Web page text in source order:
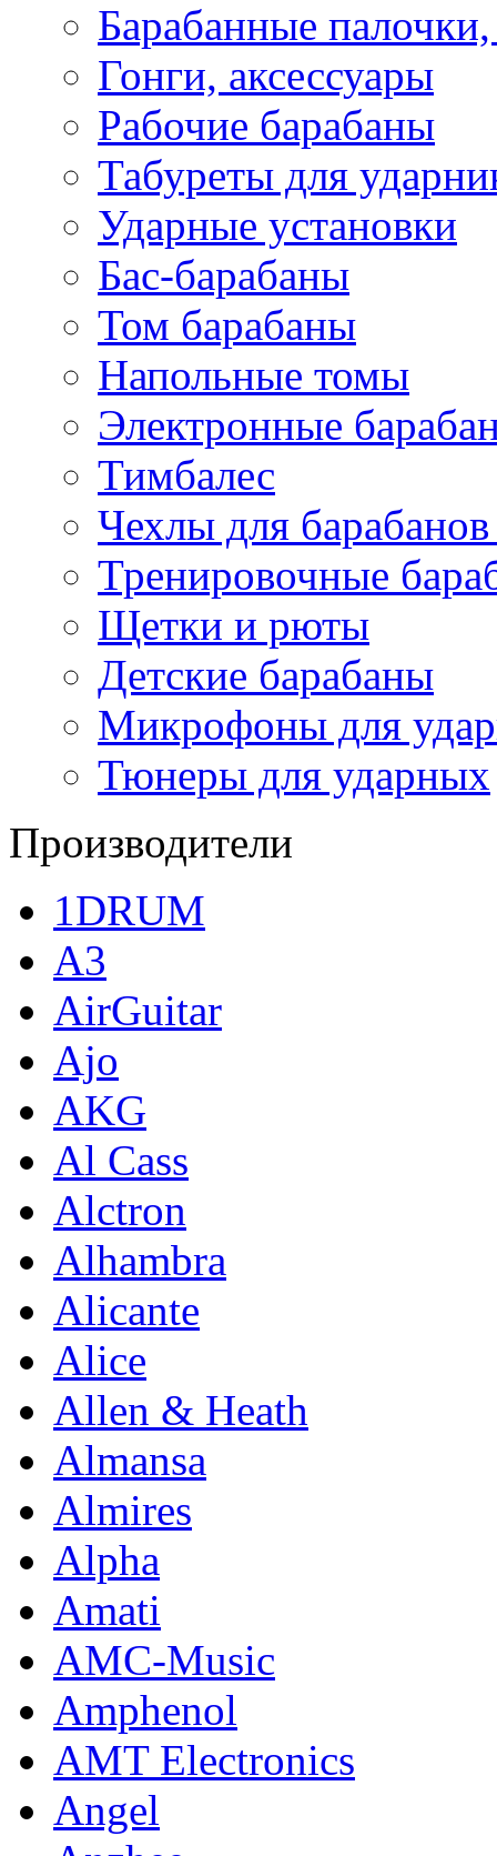
Барабанные палочки,
Гонги, аксессуары
Рабочие барабаны
Табуреты для
Ударные установки
Бас-барабаны
Том барабаны
Напольные томы
Электронные
Тимбалес
Чехлы для
Тренировочные
Щетки и рюты
Детские барабаны
Микрофоны для
Тюнеры для ударных
Производители
1DRUM
A3
AirGuitar
Ajo
AKG
Al Cass
Alctron
Alhambra
Alicante
Alice
Allen & Heath
Almansa
Almires
Alpha
Amati
AMC-Music
Amphenol
AMT Electronics
Angel